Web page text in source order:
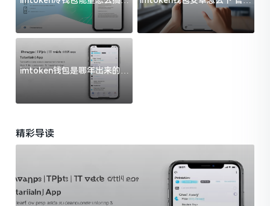
过来人告诉你门道
渠道避坑指南
imtoken钱包是哪年出来的？
一文给你说清楚
精彩导读